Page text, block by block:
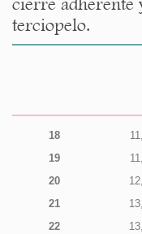
terciopelo.
18
19
20
21
22